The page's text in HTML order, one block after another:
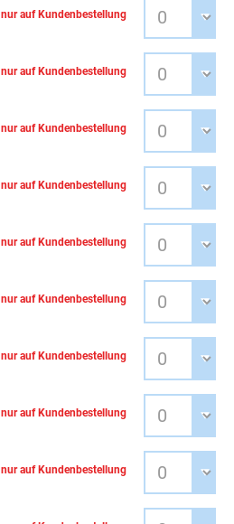
nur auf Kundenbestellung
nur auf Kundenbestellung
nur auf Kundenbestellung
nur auf Kundenbestellung
nur auf Kundenbestellung
nur auf Kundenbestellung
nur auf Kundenbestellung
nur auf Kundenbestellung
nur auf Kundenbestellung